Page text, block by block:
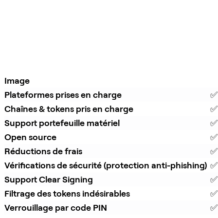
Image
Plateformes prises en charge
Chaînes & tokens pris en charge
Support portefeuille matériel
Open source
Réductions de frais
Vérifications de sécurité (protection anti-phishing)
Support Clear Signing
Filtrage des tokens indésirables
Verrouillage par code PIN